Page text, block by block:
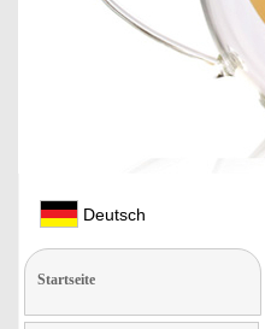
Deutsch
Startseite